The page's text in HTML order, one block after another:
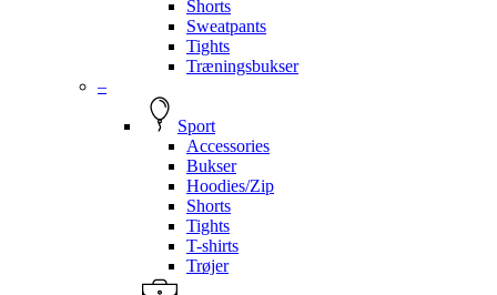
Shorts
Sweatpants
Tights
Træningsbukser
–
Sport
Accessories
Bukser
Hoodies/Zip
Shorts
Tights
T-shirts
Trøjer